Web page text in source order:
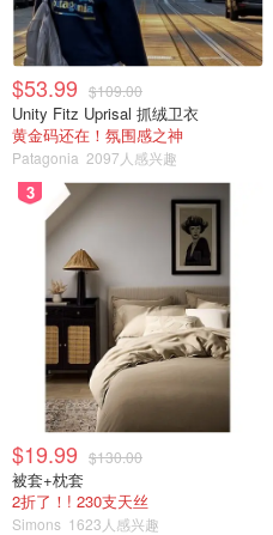
$53.99 $109.00
Unity Fitz Uprisal 抓绒卫衣
黄金码还在！氛围感之神
Patagonia 2097人感兴趣
3
$19.99 $130.00
被套+枕套
2折了！! 230支天丝
Simons 1623人感兴趣